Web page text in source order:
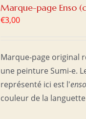
Marque-page Enso
€3,00
Marque-page original
une peinture Sumi-e.
représenté ici est l'enso
couleur de la